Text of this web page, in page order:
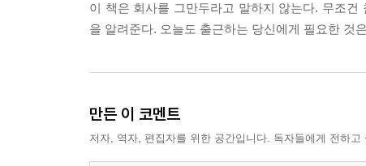
이 책은 회사를 그만두라고 말하지 않는다. 무조
을 알려준다. 오늘도 출근하는 당신에게 필요한 것
만든 이 코멘트
저자, 역자, 편집자를 위한 공간입니다. 독자들에게 전하고